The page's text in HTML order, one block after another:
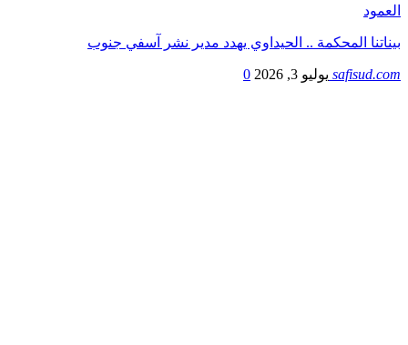
العمود
بيناتنا المحكمة .. الحيداوي يهدد مدير نشر آسفي جنوب
safisud.com يوليو 3, 2026 0